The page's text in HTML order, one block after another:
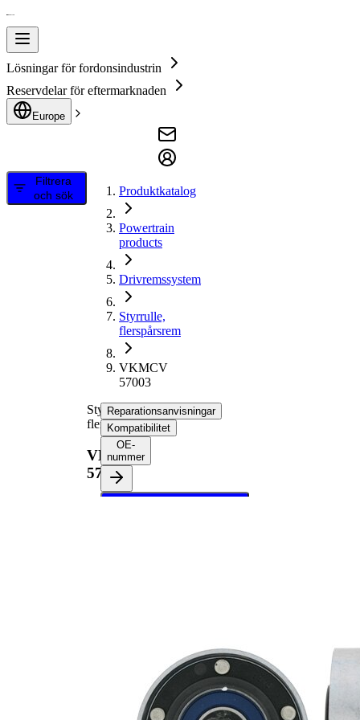
Lösningar för fordonsindustrin
Reservdelar för eftermarknaden
Europe
Filtrera
och sök
Produktkatalog
Powertrain
products
Drivremssystem
Styrrulle,
flerspårsrem
VKMCV
57003
Styrrulle,
flerspårsrem
VKMCV
57003
Reparationsanvisningar
Kompatibilitet
OE-
nummer